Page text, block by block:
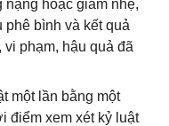
nặng hoặc giảm nhẹ,
phê bình và kết quả
phạm, hậu quả đã
một lần bằng một
điểm xem xét kỷ luật